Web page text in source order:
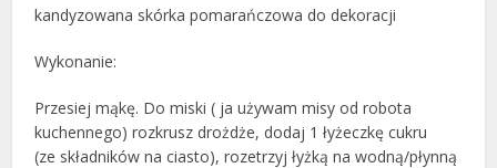
kandyzowana skórka pomarańczowa do dekoracji
Wykonanie:
Przesiej mąkę. Do miski ( ja używam misy od robota
kuchennego) rozkrusz drożdże, dodaj 1 łyżeczkę cukru
(ze składników na ciasto), rozetrzyj łyżką na wodną/płynną